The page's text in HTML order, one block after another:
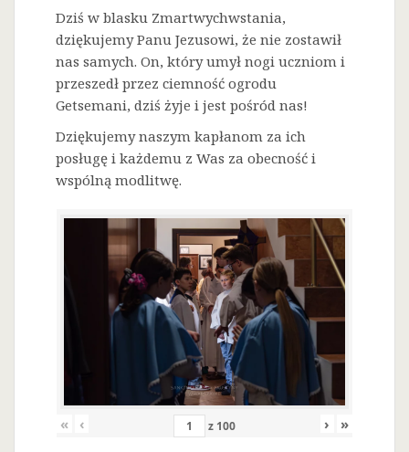
Dziś w blasku Zmartwychwstania,
dziękujemy Panu Jezusowi, że nie zostawił
nas samych. On, który umył nogi uczniom i
przeszedł przez ciemność ogrodu
Getsemani, dziś żyje i jest pośród nas!
Dziękujemy naszym kapłanom za ich
posługę i każdemu z Was za obecność i
wspólną modlitwę.
« ‹ z 100 › »